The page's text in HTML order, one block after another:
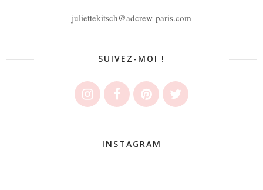
juliettekitsch@adcrew-paris.com
SUIVEZ-MOI !
INSTAGRAM